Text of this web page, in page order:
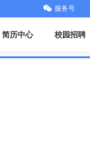
服务号
简历中心 校园招聘